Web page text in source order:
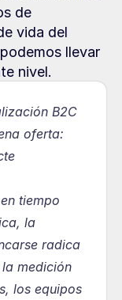
de
vida del
llevar
nivel.
B2C
oferta:
tiempo
la
radica
medición
los equipos